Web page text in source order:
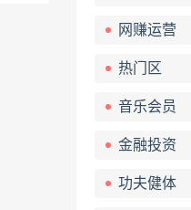
网赚运营
热门区
音乐会员
金融投资
功夫健体